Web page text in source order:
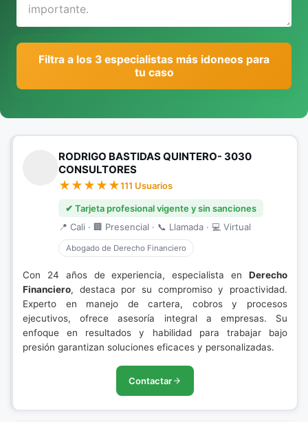
Filtra a los 3 especialistas más idoneos para
tu caso
RODRIGO BASTIDAS QUINTERO- 3030
CONSULTORES
111 Usuarios
✔ Tarjeta profesional vigente y sin sanciones
📍 Cali · 🏢 Presencial · 📞 Llamada · 💻 Virtual
Abogado de Derecho Financiero
Con 24 años de experiencia, especialista en Derecho
Financiero, destaca por su compromiso y proactividad.
Experto en manejo de cartera, cobros y procesos
ejecutivos, ofrece asesoría integral a empresas. Su
enfoque en resultados y habilidad para trabajar bajo
presión garantizan soluciones eficaces y personalizadas.
Contactar